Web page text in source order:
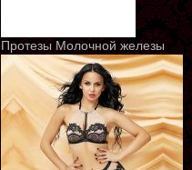
Протезы Молочной железы